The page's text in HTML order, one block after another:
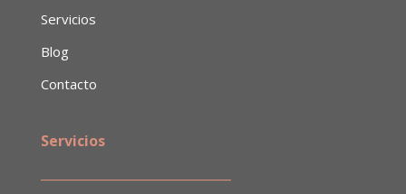
Servicios
Blog
Contacto
Servicios